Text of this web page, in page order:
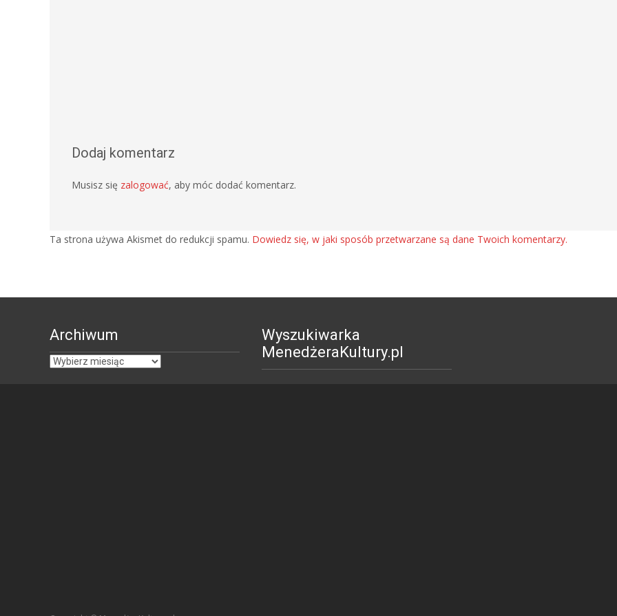
Dodaj komentarz
Musisz się zalogować, aby móc dodać komentarz.
Ta strona używa Akismet do redukcji spamu. Dowiedz się, w jaki sposób przetwarzane są dane Twoich komentarzy.
Archiwum
Archiwum
Wyszukiwarka
MenedżeraKultury.pl